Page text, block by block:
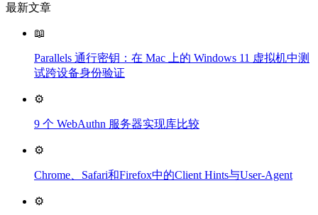
最新文章
📖
Parallels 通行密钥：在 Mac 上的 Windows 11 虚拟机中测
试跨设备身份验证
⚙️
9 个 WebAuthn 服务器实现库比较
⚙️
Chrome、Safari和Firefox中的Client Hints与User-Agent
⚙️